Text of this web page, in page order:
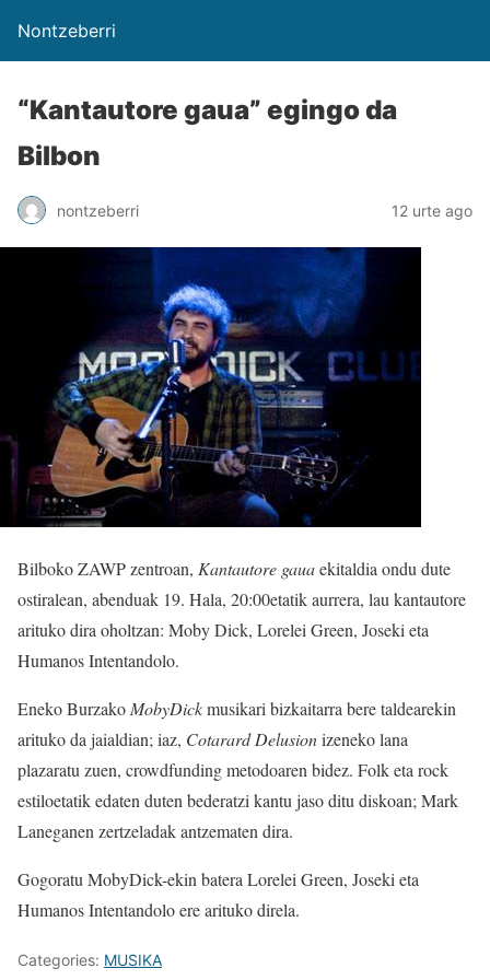
Nontzeberri
“Kantautore gaua” egingo da
Bilbon
nontzeberri 12 urte ago
Bilboko ZAWP zentroan, Kantautore gauaekitaldia ondu dute
ostiralean, abenduak 19. Hala, 20:00etatik aurrera, lau kantautore
arituko dira oholtzan: Moby Dick, Lorelei Green, Joseki eta
Humanos Intentandolo.
Eneko Burzako MobyDickmusikari bizkaitarra bere taldearekin
arituko da jaialdian; iaz, Cotarard Delusionizeneko lana
plazaratu zuen, crowdfunding metodoaren bidez. Folk eta rock
estiloetatik edaten duten bederatzi kantu jaso ditu diskoan; Mark
Laneganen zertzeladak antzematen dira.
Gogoratu MobyDick-ekin batera Lorelei Green, Joseki eta
Humanos Intentandolo ere arituko direla.
Categories: MUSIKA